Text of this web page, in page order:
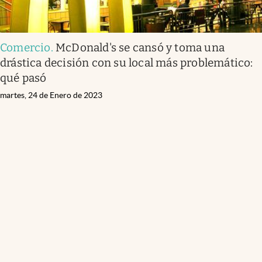
Comercio. McDonald's se cansó y toma una
drástica decisión con su local más problemático:
qué pasó
martes, 24 de Enero de 2023